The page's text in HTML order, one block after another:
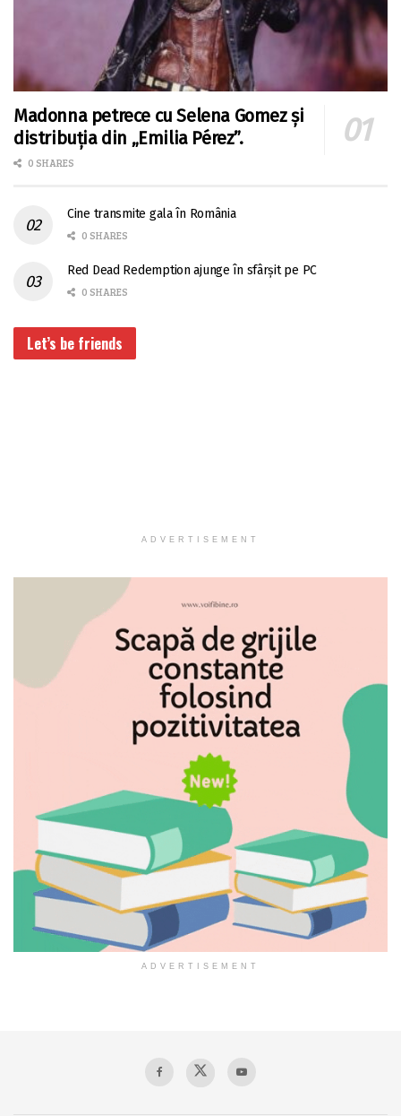
Madonna petrece cu Selena Gomez și
distribuția din „Emilia Pérez”.
0 SHARES
Cine transmite gala în România
0 SHARES
Red Dead Redemption ajunge în sfârșit pe PC
0 SHARES
Let’s be friends
ADVERTISEMENT
ADVERTISEMENT